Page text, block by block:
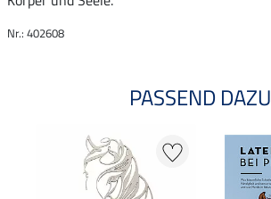
Nr.: 402608
PASSEND DAZU